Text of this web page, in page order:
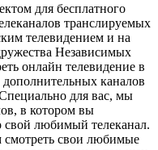
для бесплатного
транслируемых
телевидением и на
Независимых
онлайн телевидение в
каналов
для вас, мы
в котором вы
свой любимый телеканал.
смотреть свои любимые